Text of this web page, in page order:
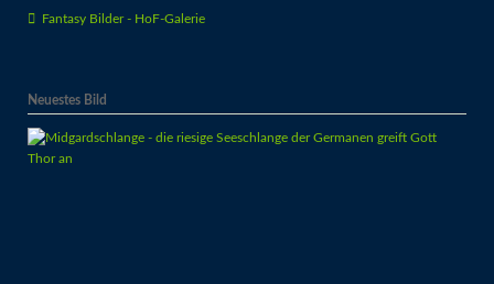
Fantasy Bilder - HoF-Galerie
Neuestes Bild